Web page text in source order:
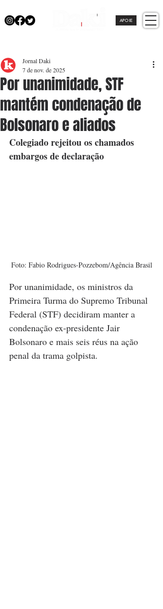
APOIE
Por unanimidade, STF
mantém condenação de
Bolsonaro e aliados
Jornal Daki
7 de nov. de 2025
Colegiado rejeitou os chamados
embargos de declaração
Foto: Fabio Rodrigues-Pozzebom/Agência Brasil
Por unanimidade, os ministros da
Primeira Turma do Supremo Tribunal
Federal (STF) decidiram manter a
condenação ex-presidente Jair
Bolsonaro e mais seis réus na ação
penal da trama golpista.